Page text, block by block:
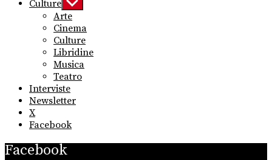
Culture Show
sub
menu
Arte
Cinema
Culture
Libridine
Musica
Teatro
Interviste
Newsletter
X
Facebook
Facebook